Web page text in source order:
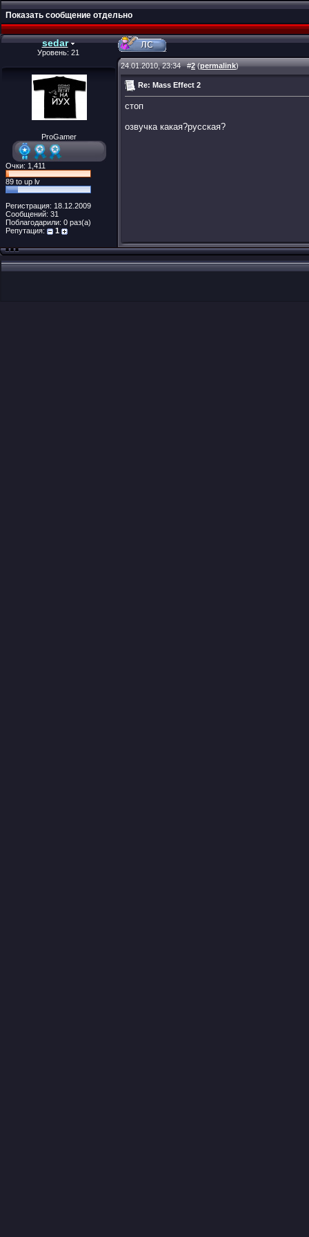
Показать сообщение отдельно
sedar
Уровень: 21
ProGamer
Очки: 1,411
89 to up lv
Регистрация: 18.12.2009
Сообщений: 31
Поблагодарили: 0 раз(а)
Репутация:
1
24.01.2010, 23:34#2(permalink)
Re: Mass Effect 2
стоп
озвучка какая?русская?